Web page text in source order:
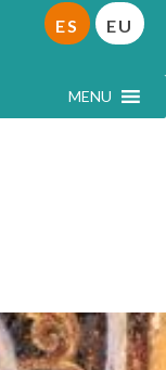
MENU
ES EU